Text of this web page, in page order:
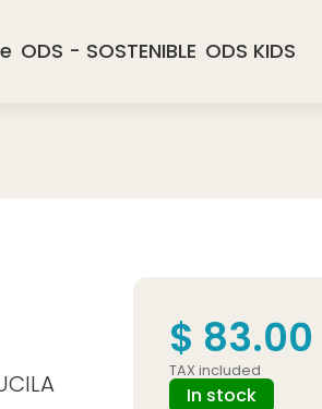
ODS - SOSTENIBLE ODS KIDS
$ 83.00
TAX included
In stock